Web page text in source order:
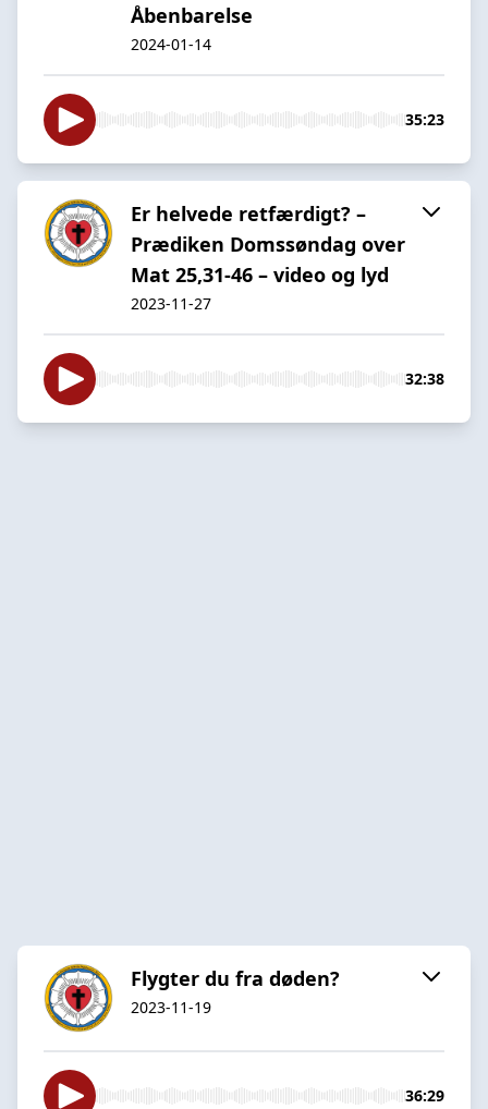
Åbenbarelse
2024-01-14
35:23
Er helvede retfærdigt? –
Prædiken Domssøndag over
Mat 25,31-46 – video og lyd
2023-11-27
32:38
Flygter du fra døden?
2023-11-19
36:29